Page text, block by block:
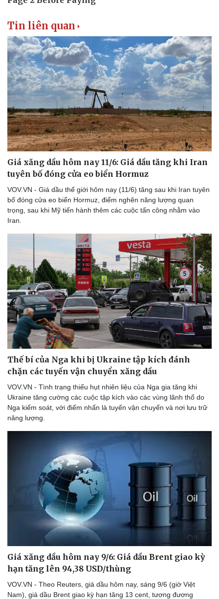
Thể thao
Bóng đá
Lịch thi đấu bóng đá
Thế giới thể thao
eSports
Hậu trường
Ô tô - Xe máy
Ô tô
Xe máy
Tư vấn
Tin liên quan
Giá xăng dầu hôm nay 11/6: Giá dầu tăng khi Iran
tuyên bố đóng cửa eo biển Hormuz
VOV.VN - Giá dầu thế giới hôm nay (11/6) tăng sau khi Iran tuyên
bố đóng cửa eo biển Hormuz, điểm nghẽn năng lượng quan
trọng, sau khi Mỹ tiến hành thêm các cuộc tấn công nhằm vào
Iran.
Thế bí của Nga khi bị Ukraine tập kích đánh
chặn các tuyến vận chuyển xăng dầu
VOV.VN - Tình trạng thiếu hụt nhiên liệu của Nga gia tăng khi
Ukraine tăng cường các cuộc tập kích vào các vùng lãnh thổ do
Nga kiểm soát, với điểm nhấn là tuyến vận chuyển và nơi lưu trữ
năng lượng.
Giá xăng dầu hôm nay 9/6: Giá dầu Brent giao kỳ
hạn tăng lên 94,38 USD/thùng
VOV.VN - Theo Reuters, giá dầu hôm nay, sáng 9/6 (giờ Việt
Nam), giá dầu Brent giao kỳ hạn tăng 13 cent, tương đương